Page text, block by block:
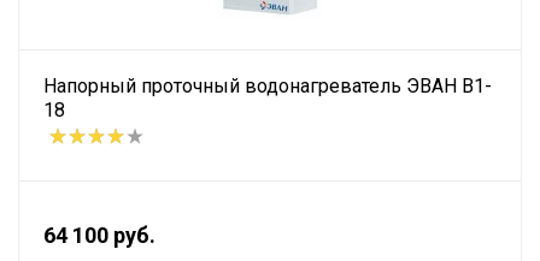
Напорный проточный водонагреватель ЭВАН В1-
18
64 100 руб.